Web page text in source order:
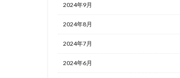
2024年9月
2024年8月
2024年7月
2024年6月